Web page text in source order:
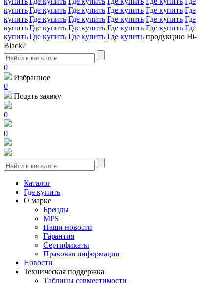
купить Где купить Где купить Где купить Где купить Где
купить Где купить Где купить Где купить Где купить Где
купить Где купить Где купить Где купить Где купить Где
купить Где купить Где купить Где купить продукцию Hi-
Black?
0
Избранное
0
Подать заявку
0
0
Каталог
Где купить
О марке
Бренды
MPS
Наши новости
Гарантия
Сертификаты
Правовая информация
Новости
Техническая поддержка
Таблицы совместимости